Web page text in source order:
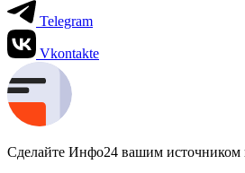
Telegram
Vkontakte
Сделайте Инфо24 вашим источником